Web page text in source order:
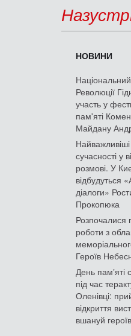
НОВИНИ
Революції
участь у
пам'яті
Майдану
сучасності у
розмові. У
відбудуться
діалоги»
Прокопюка
Розпочалися
роботи з
Героїв
День памʼяті
під час
Оленівці:
відкриття
вшануй героїв